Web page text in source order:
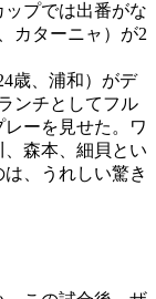
プでは出番がな
、カターニャ）が2
24歳、浦和）がデ
ンチとしてフル
ーを見せた。ワ
森本、細貝とい
、うれしい驚き